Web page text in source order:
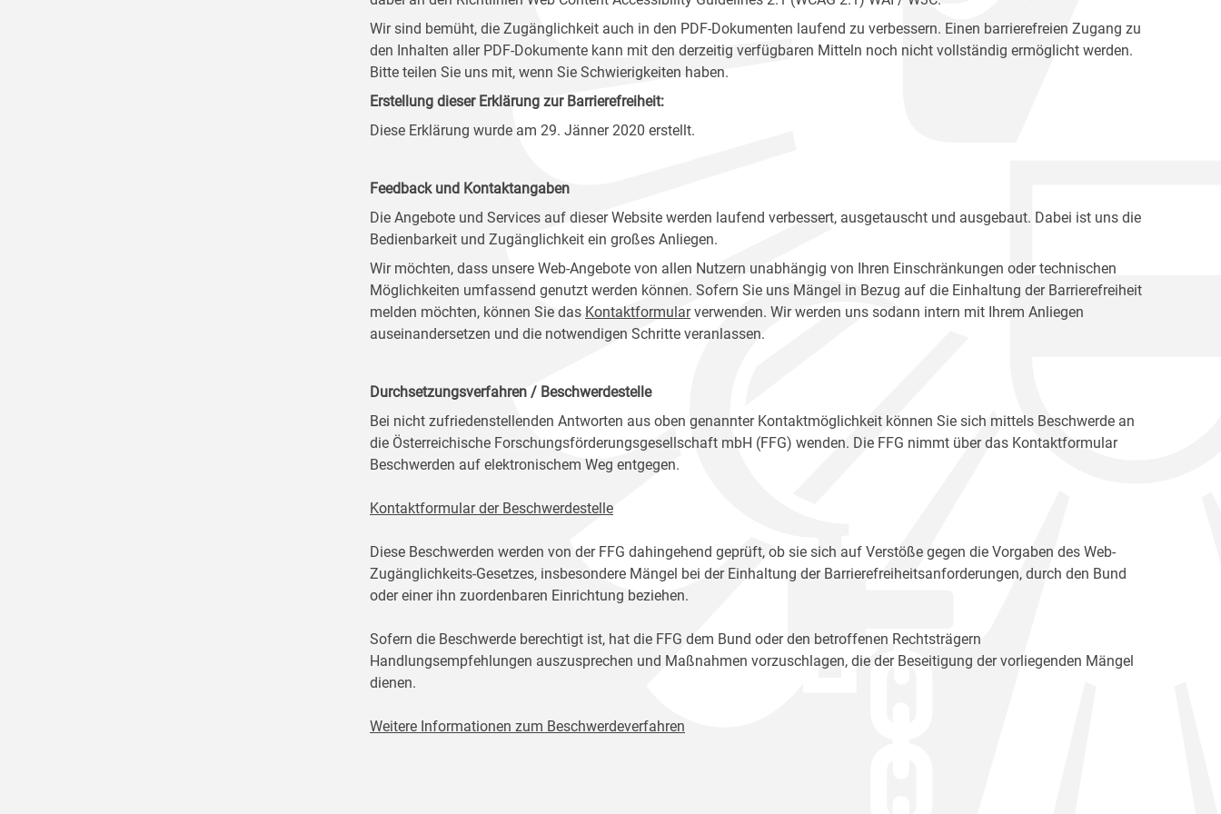
Wir sind bemüht, die Zugänglichkeit auch in den PDF-Dokumenten laufend zu verbessern. Einen barrierefreien Zugang zu
den Inhalten aller PDF-Dokumente kann mit den derzeitig verfügbaren Mitteln noch nicht vollständig ermöglicht werden.
Bitte teilen Sie uns mit, wenn Sie Schwierigkeiten haben.
Erstellung dieser Erklärung zur Barrierefreiheit:
Diese Erklärung wurde am 29. Jänner 2020 erstellt.
Feedback und Kontaktangaben
Die Angebote und Services auf dieser Website werden laufend verbessert, ausgetauscht und ausgebaut. Dabei ist uns die
Bedienbarkeit und Zugänglichkeit ein großes Anliegen.
Wir möchten, dass unsere Web-Angebote von allen Nutzern unabhängig von Ihren Einschränkungen oder technischen
Möglichkeiten umfassend genutzt werden können. Sofern Sie uns Mängel in Bezug auf die Einhaltung der Barrierefreiheit
melden möchten, können Sie das Kontaktformularverwenden. Wir werden uns sodann intern mit Ihrem Anliegen
auseinandersetzen und die notwendigen Schritte veranlassen.
Durchsetzungsverfahren / Beschwerdestelle
Bei nicht zufriedenstellenden Antworten aus oben genannter Kontaktmöglichkeit können Sie sich mittels Beschwerde an
die Österreichische Forschungsförderungsgesellschaft mbH (FFG) wenden. Die FFG nimmt über das Kontaktformular
Beschwerden auf elektronischem Weg entgegen.
Kontaktformular der Beschwerdestelle
Diese Beschwerden werden von der FFG dahingehend geprüft, ob sie sich auf Verstöße gegen die Vorgaben des Web-
Zugänglichkeits-Gesetzes, insbesondere Mängel bei der Einhaltung der Barrierefreiheitsanforderungen, durch den Bund
oder einer ihn zuordenbaren Einrichtung beziehen.
Sofern die Beschwerde berechtigt ist, hat die FFG dem Bund oder den betroffenen Rechtsträgern
Handlungsempfehlungen auszusprechen und Maßnahmen vorzuschlagen, die der Beseitigung der vorliegenden Mängel
dienen.
Weitere Informationen zum Beschwerdeverfahren